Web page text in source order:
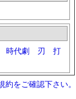
時代劇 刃
打
をご確認下さい。